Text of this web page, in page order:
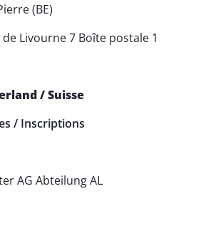
(BE)
de Livourne 7 Boîte postale 1
/ Suisse
/ Inscriptions
AG Abteilung AL